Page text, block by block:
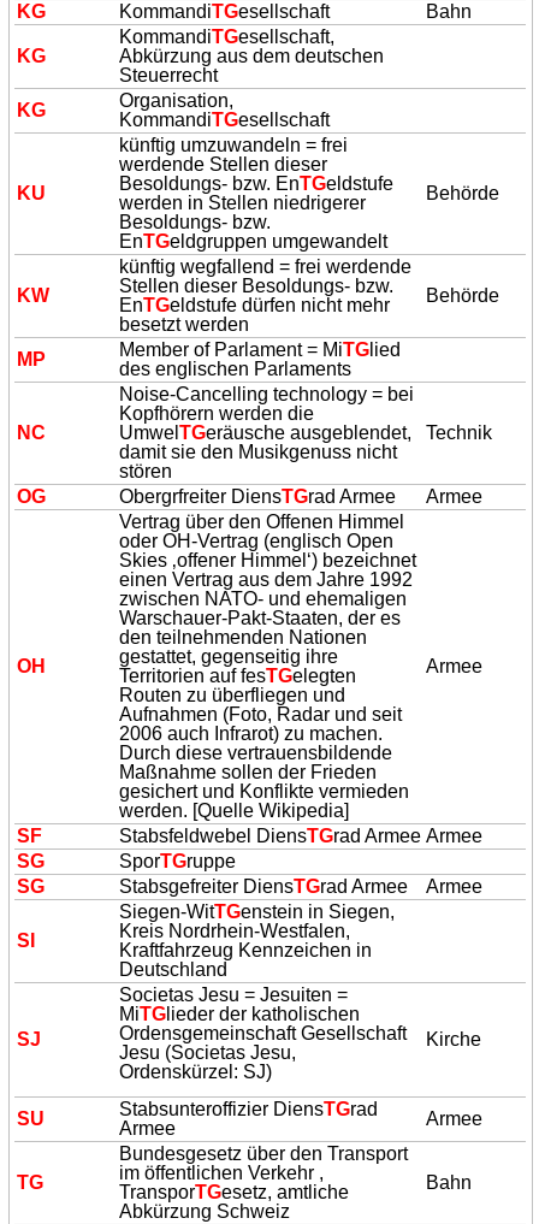
KG
KommandiTGesellschaft Bahn
KG
KommandiTGesellschaft,
Abkürzung aus dem deutschen
Steuerrecht
KG
Organisation,
KommandiTGesellschaft
KU
künftig umzuwandeln = frei
werdende Stellen dieser
Besoldungs- bzw. EnTGeldstufe
werden in Stellen niedrigerer
Besoldungs- bzw.
EnTGeldgruppen umgewandelt
Behörde
KW
künftig wegfallend = frei werdende
Stellen dieser Besoldungs- bzw.
EnTGeldstufe dürfen nicht mehr
besetzt werden
Behörde
MP Member of Parlament = MiTG lied
des englischen Parlaments
NC
Noise-Cancelling technology = bei
Kopfhörern werden die
UmwelTGeräusche ausgeblendet,
damit sie den Musikgenuss nicht
stören
Technik
OG Obergrfreiter DiensTGrad Armee Armee
OH
Vertrag über den Offenen Himmel
oder OH-Vertrag (englisch Open
Skies ‚offener Himmel‘) bezeichnet
einen Vertrag aus dem Jahre 1992
zwischen NATO- und ehemaligen
Warschauer-Pakt-Staaten, der es
den teilnehmenden Nationen
gestattet, gegenseitig ihre
Territorien auf fesTGelegten
Routen zu überfliegen und
Aufnahmen (Foto, Radar und seit
2006 auch Infrarot) zu machen.
Durch diese vertrauensbildende
Maßnahme sollen der Frieden
gesichert und Konflikte vermieden
werden. [Quelle Wikipedia]
Armee
SF Stabsfeldwebel DiensTGrad Armee Armee
SG
SporTGruppe
SG
Stabsgefreiter DiensTGrad Armee Armee
SI
Siegen-WitTGenstein in Siegen,
Kreis Nordrhein-Westfalen,
Kraftfahrzeug Kennzeichen in
Deutschland
SJ
Societas Jesu = Jesuiten =
MiTG lieder der katholischen
Ordensgemeinschaft Gesellschaft
Jesu (Societas Jesu,
Ordenskürzel: SJ)
Kirche
SU Stabsunteroffizier DiensTGrad
Armee
Armee
TG
Bundesgesetz über den Transport
im öffentlichen Verkehr ,
TransporTGesetz, amtliche
Abkürzung Schweiz
Bahn